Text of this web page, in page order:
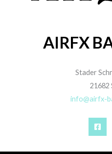
AIRFX
Stader
21682
info@airfx-